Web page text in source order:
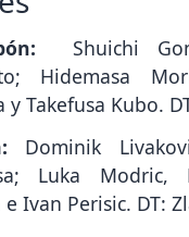
Shuichi
Hidemasa
Takefusa Kubo.
Dominik
Luka Modric,
Ivan Perisic. DT: